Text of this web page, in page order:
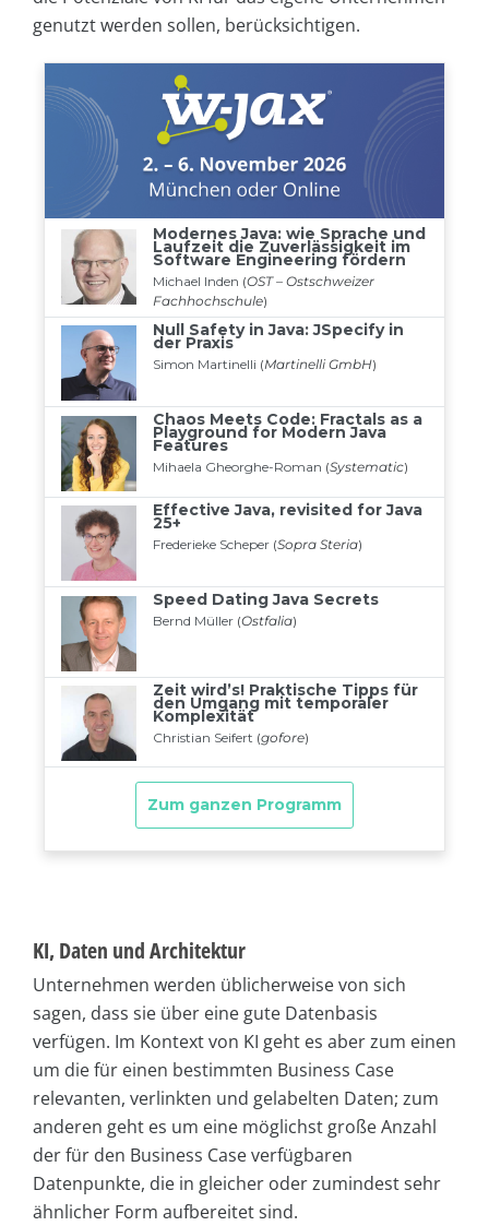
genutzt werden sollen, berücksichtigen.
KI, Daten und Architektur
Unternehmen werden üblicherweise von sich
sagen, dass sie über eine gute Datenbasis
verfügen. Im Kontext von KI geht es aber zum einen
um die für einen bestimmten Business Case
relevanten, verlinkten und gelabelten Daten; zum
anderen geht es um eine möglichst große Anzahl
der für den Business Case verfügbaren
Datenpunkte, die in gleicher oder zumindest sehr
ähnlicher Form aufbereitet sind.